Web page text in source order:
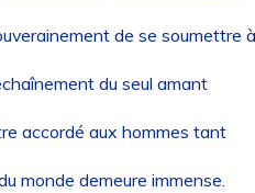
de se soumettre à
du seul amant
accordé aux hommes tant
monde demeure immense.